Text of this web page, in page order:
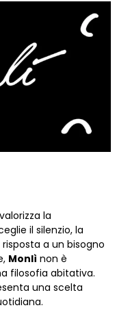
la
il silenzio, la
a un bisogno
Monlì non è
filosofia abitativa.
una scelta